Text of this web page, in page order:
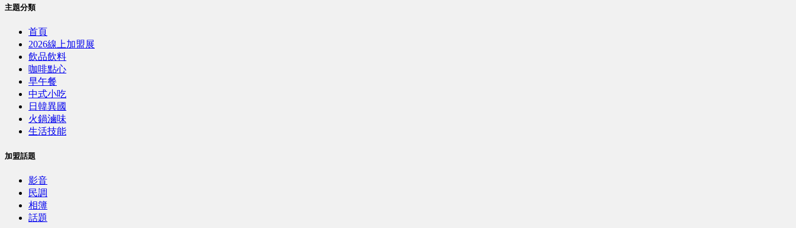
主題分類
首頁
2026線上加盟展
飲品飲料
咖啡點心
早午餐
中式小吃
日韓異國
火鍋滷味
生活技能
加盟話題
影音
民調
相簿
話題